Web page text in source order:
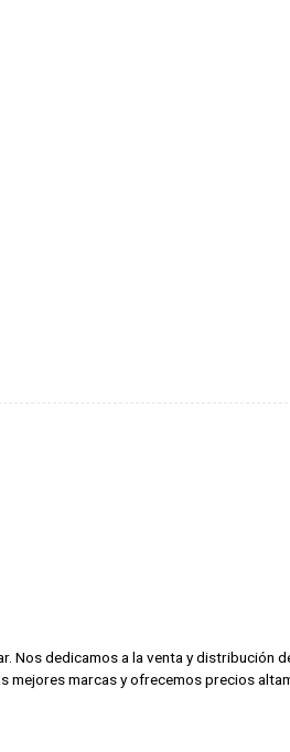
Nos dedicamos a la venta y
marcas y ofrecemos precios